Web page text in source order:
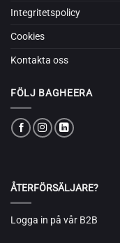
Integritetspolicy
Cookies
Kontakta oss
FÖLJ BAGHEERA
ÅTERFÖRSÄLJARE?
Logga in på vår B2B